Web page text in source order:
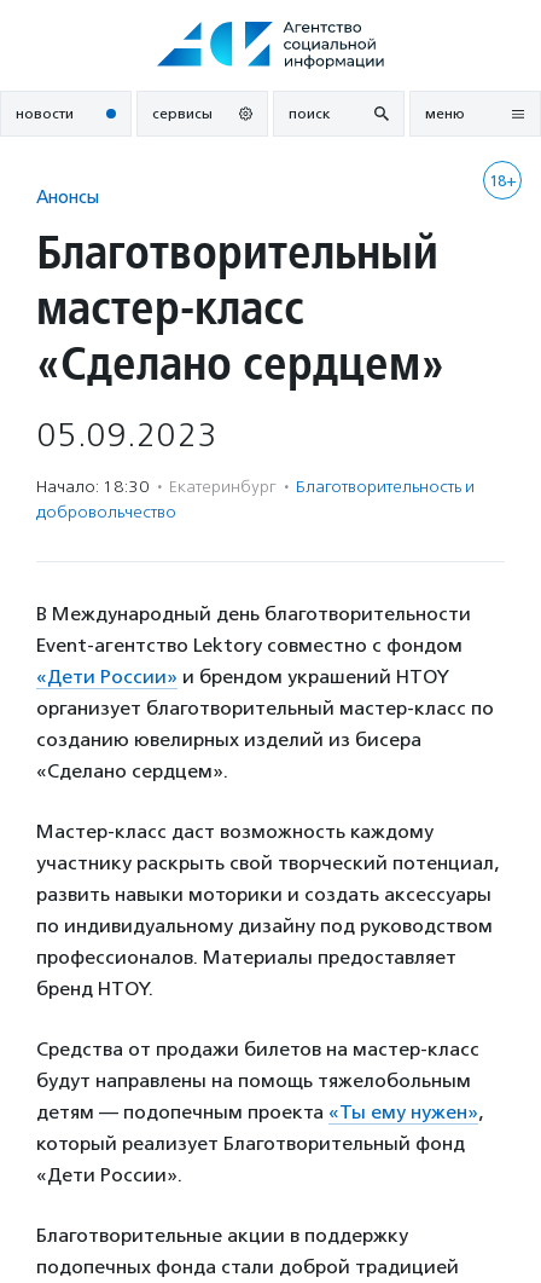
новости сервисы поиск меню
18+
Анонсы
Благотворительный
мастер-класс
«Сделано сердцем»
05.09.2023
Начало: 18:30 · Екатеринбург · Благотвори­тель­ность и
доброволь­чест­во
В Международный день благотворительности
Event-агентство Lektory совместно с фондом
«Дети России» и брендом украшений HTOY
организует благотворительный мастер-класс по
созданию ювелирных изделий из бисера
«Сделано сердцем».
Мастер-класс даст возможность каждому
участнику раскрыть свой творческий потенциал,
развить навыки моторики и создать аксессуары
по индивидуальному дизайну под руководством
профессионалов. Материалы предоставляет
бренд HTOY.
Средства от продажи билетов на мастер-класс
будут направлены на помощь тяжелобольным
детям — подопечным проекта «Ты ему нужен»,
который реализует Благотворительный фонд
«Дети России».
Благотворительные акции в поддержку
подопечных фонда стали доброй традицией